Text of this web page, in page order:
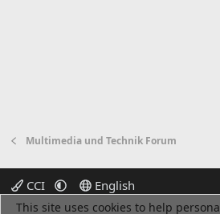
Multimedia und Technik Forum
CCI
English
This site uses cookies to help